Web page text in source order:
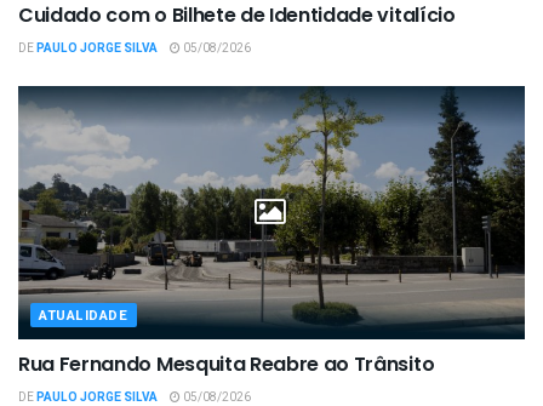
Cuidado com o Bilhete de Identidade vitalício
DEPAULO JORGE SILVA 05/08/2026
ATUALIDADE
Rua Fernando Mesquita Reabre ao Trânsito
DEPAULO JORGE SILVA 05/08/2026